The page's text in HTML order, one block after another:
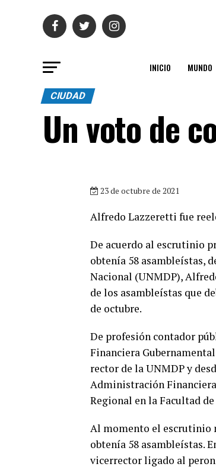
INICIO MUNDO
CIUDAD
Un voto de
23 de octubre de 2021
Alfredo Lazzeretti fue
De acuerdo al escrutinio
obtenía 58 asambleístas,
Nacional (UNMDP),
de los asambleístas que
de octubre.
De profesión contador
Financiera
rector de la UNMDP y
Administración
Regional en la Facultad
Al momento el escrutinio
obtenía 58 asambleístas.
vicerrector ligado al